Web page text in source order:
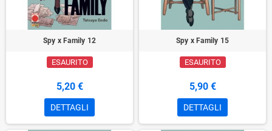
Spy x Family 12
ESAURITO
5,20 €
DETTAGLI
Spy x Family 15
ESAURITO
5,90 €
DETTAGLI